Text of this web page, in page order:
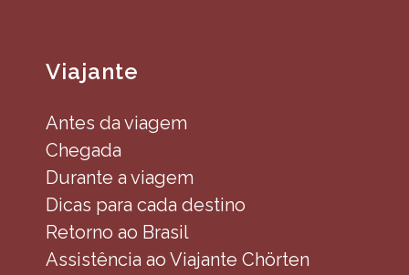
Viajante
Antes da viagem
Chegada
Durante a viagem
Dicas para cada destino
Retorno ao Brasil
Assistência ao Viajante Chörten